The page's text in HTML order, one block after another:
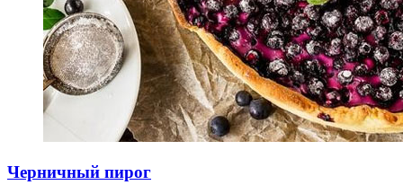
Черничный пирог